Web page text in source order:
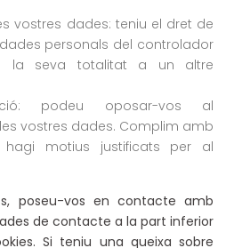
vostres dades: teniu el dret de
personals del controlador
la seva totalitat a un altre
podeu oposar-vos al
vostres dades. Complim amb
motius justificats per al
poseu-vos en contacte amb
de contacte a la part inferior
Si teniu una queixa sobre